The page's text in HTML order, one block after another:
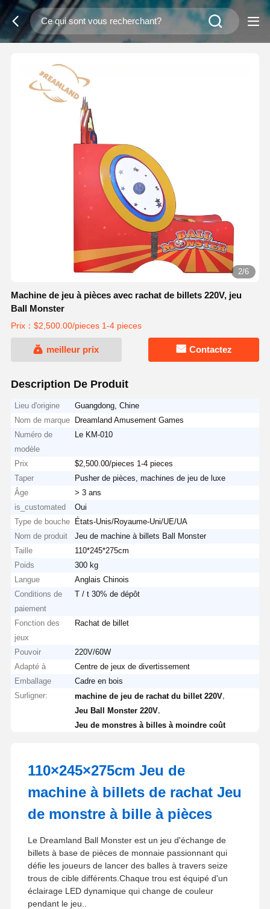
3/6
Machine de jeu à pièces avec rachat de billets 220V, jeu
Ball Monster
Prix：$2,500.00/pieces 1-4 pieces
meilleur prix Contactez
Description De Produit
Lieu d'origine
Guangdong, Chine
Nom de marque
Dreamland Amusement Games
Numéro de
modèle
Le KM-010
Prix
$2,500.00/pieces 1-4 pieces
Taper
Pusher de pièces, machines de jeu de luxe
Âge
> 3 ans
is_customated
Oui
Type de bouche
États-Unis/Royaume-Uni/UE/UA
Nom de produit
Jeu de machine à billets Ball Monster
Taille
110*245*275cm
Poids
300 kg
Langue
Anglais Chinois
Conditions de
paiement
T / t 30% de dépôt
Fonction des
jeux
Rachat de billet
Pouvoir
220V/60W
Adapté à
Centre de jeux de divertissement
Emballage
Cadre en bois
Surligner:
machine de jeu de rachat du billet 220V
Jeu Ball Monster 220V
Jeu de monstres à billes à moindre coût
110×245×275cm Jeu de
machine à billets de rachat Jeu
de monstre à bille à pièces
Le Dreamland Ball Monster est un jeu d'échange de
billets à base de pièces de monnaie passionnant qui
défie les joueurs de lancer des balles à travers seize
trous de cible différents.Chaque trou est équipé d'un
éclairage LED dynamique qui change de couleur
pendant le jeu..